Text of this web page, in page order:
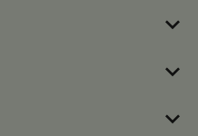
keyboard_arrow_down
keyboard_arrow_down
keyboard_arrow_down